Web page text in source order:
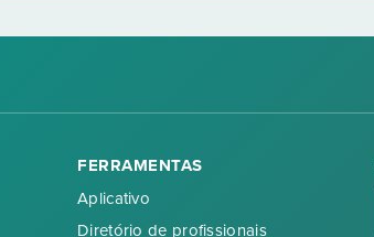
FERRAMENTAS
Aplicativo
Diretório de profissionais